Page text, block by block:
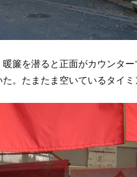
簾を潜ると正面がカウンタ
。たまたま空いているタイミ